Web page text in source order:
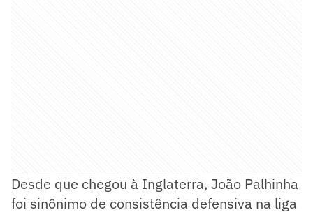
Desde que chegou à Inglaterra, João Palhinha
foi sinônimo de consistência defensiva na liga